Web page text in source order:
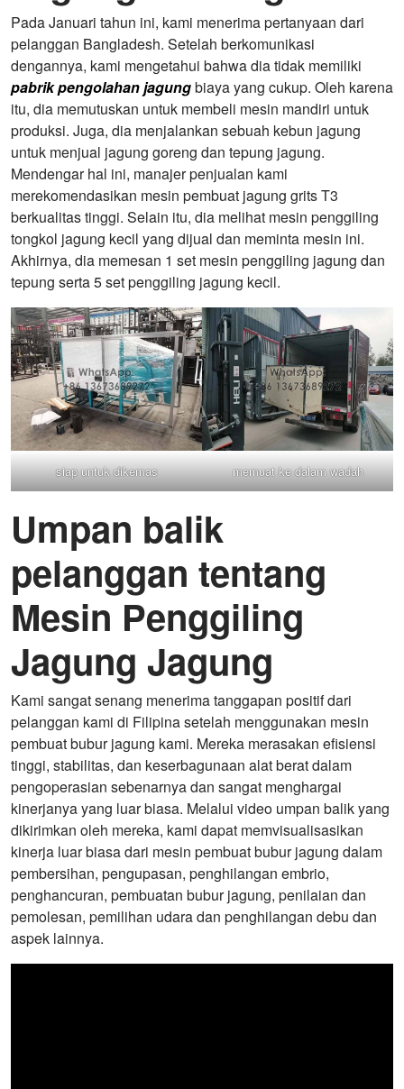
Pada Januari tahun ini, kami menerima pertanyaan dari
pelanggan Bangladesh. Setelah berkomunikasi
dengannya, kami mengetahui bahwa dia tidak memiliki
pabrik pengolahan jagungbiaya yang cukup. Oleh karena
itu, dia memutuskan untuk membeli mesin mandiri untuk
produksi. Juga, dia menjalankan sebuah kebun jagung
untuk menjual jagung goreng dan tepung jagung.
Mendengar hal ini, manajer penjualan kami
merekomendasikan mesin pembuat jagung grits T3
berkualitas tinggi. Selain itu, dia melihat mesin penggiling
tongkol jagung kecil yang dijual dan meminta mesin ini.
Akhirnya, dia memesan 1 set mesin penggiling jagung dan
tepung serta 5 set penggiling jagung kecil.
siap untuk dikemas memuat ke dalam wadah
Umpan balik
pelanggan tentang
Mesin Penggiling
Jagung Jagung
Kami sangat senang menerima tanggapan positif dari
pelanggan kami di Filipina setelah menggunakan mesin
pembuat bubur jagung kami. Mereka merasakan efisiensi
tinggi, stabilitas, dan keserbagunaan alat berat dalam
pengoperasian sebenarnya dan sangat menghargai
kinerjanya yang luar biasa. Melalui video umpan balik yang
dikirimkan oleh mereka, kami dapat memvisualisasikan
kinerja luar biasa dari mesin pembuat bubur jagung dalam
pembersihan, pengupasan, penghilangan embrio,
penghancuran, pembuatan bubur jagung, penilaian dan
pemolesan, pemilihan udara dan penghilangan debu dan
aspek lainnya.